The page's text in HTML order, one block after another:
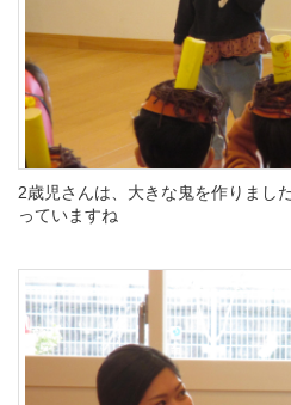
2歳児さんは、大きな鬼を作りまし
っていますね